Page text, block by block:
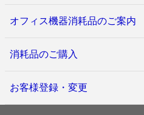
オフィス機器消耗品のご案内
消耗品のご購入
お客様登録・変更